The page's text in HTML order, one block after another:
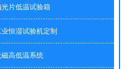
光片低温试验箱
业恒湿试验机定制
磁高低温系统